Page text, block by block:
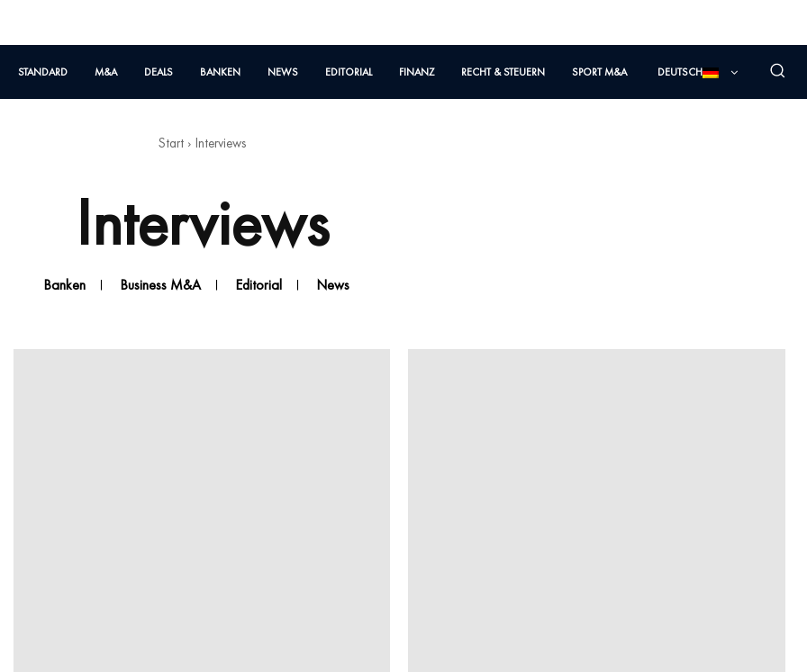
STANDARD M&A DEALS BANKEN NEWS EDITORIAL FINANZ RECHT & STEUERN SPORT M&A DEUTSCH
Start Interviews
Interviews
Banken Business M&A Editorial News